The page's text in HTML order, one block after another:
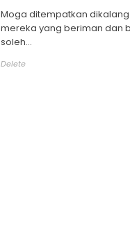
Moga ditempatkan
mereka yang beriman dan
soleh...
Delete